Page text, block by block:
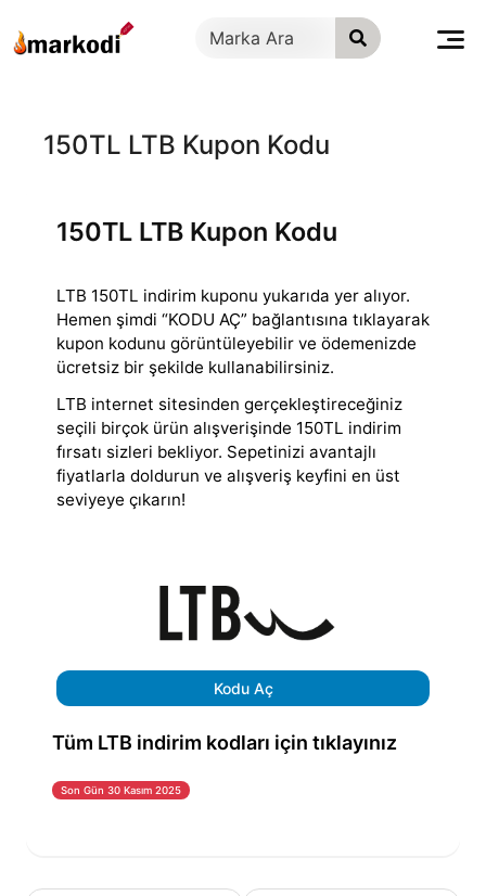
geç
150TL LTB Kupon Kodu
150TL LTB Kupon Kodu
LTB 150TL indirim kuponu yukarıda yer alıyor.
Hemen şimdi “KODU AÇ” bağlantısına tıklayarak
kupon kodunu görüntüleyebilir ve ödemenizde
ücretsiz bir şekilde kullanabilirsiniz.
LTB internet sitesinden gerçekleştireceğiniz
seçili birçok ürün alışverişinde 150TL indirim
fırsatı sizleri bekliyor. Sepetinizi avantajlı
fiyatlarla doldurun ve alışveriş keyfini en üst
seviyeye çıkarın!
Kodu Aç
Tüm LTB indirim kodları için tıklayınız
Son Gün 30 Kasım 2025